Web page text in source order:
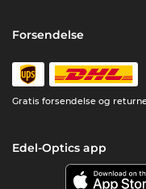
Forsendelse
Gratis forsendelse og
Edel-Optics app